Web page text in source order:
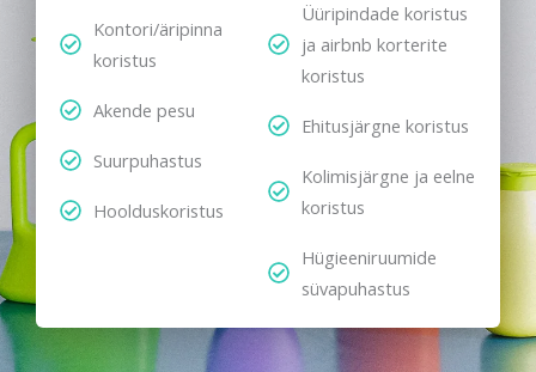
Kontori/äripinna
koristus
Akende pesu
Suurpuhastus
Hoolduskoristus
Üüripindade koristus
ja airbnb korterite
koristus
Ehitusjärgne koristus
Kolimisjärgne ja eelne
koristus
Hügieeniruumide
süvapuhastus